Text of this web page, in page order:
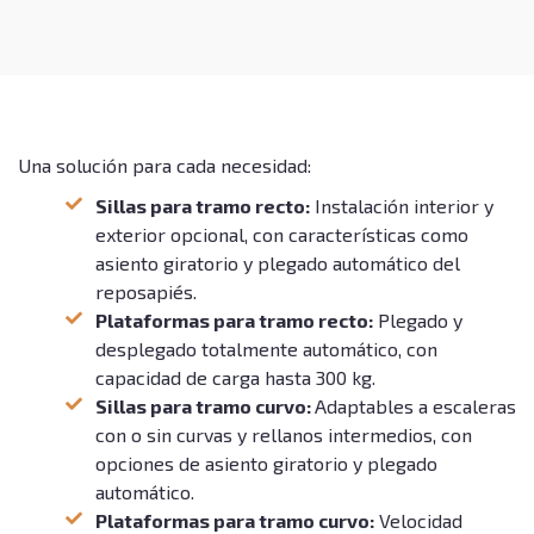
Una solución para cada necesidad:
Sillas para tramo recto: Instalación interior y
exterior opcional, con características como
asiento giratorio y plegado automático del
reposapiés.
Plataformas para tramo recto: Plegado y
desplegado totalmente automático, con
capacidad de carga hasta 300 kg.
Sillas para tramo curvo:Adaptables a escaleras
con o sin curvas y rellanos intermedios, con
opciones de asiento giratorio y plegado
automático.
Plataformas para tramo curvo: Velocidad